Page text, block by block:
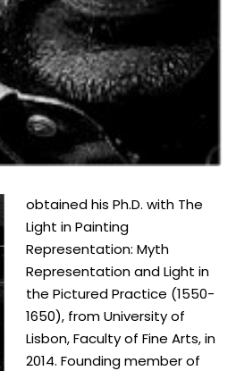
obtained his Ph.D. with The
Light in Painting
Representation: Myth
Representation and Light in
the Pictured Practice (1550-
1650), from University of
Lisbon, Faculty of Fine Arts, in
2014. Founding member of